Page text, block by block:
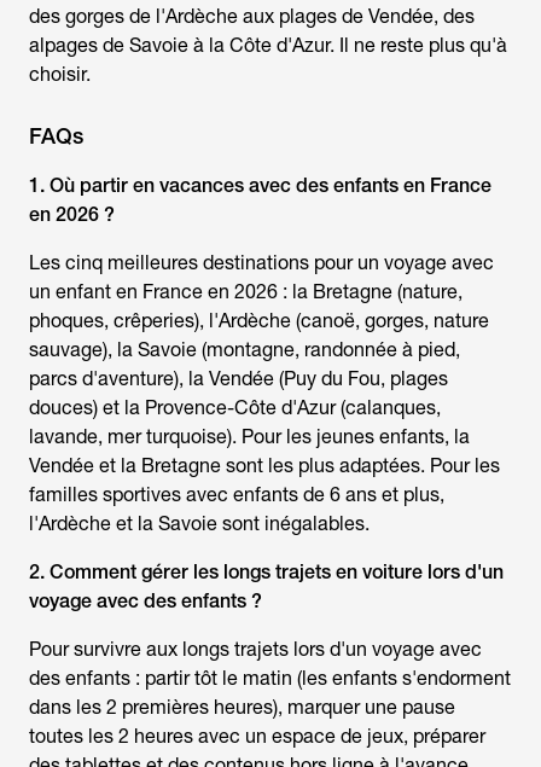
des gorges de l'Ardèche aux plages de Vendée, des
alpages de Savoie à la Côte d'Azur. Il ne reste plus qu'à
choisir.
FAQs
1. Où partir en vacances avec des enfants en France
en 2026 ?
Les cinq meilleures destinations pour un voyage avec
un enfant en France en 2026 : la Bretagne (nature,
phoques, crêperies), l'Ardèche (canoë, gorges, nature
sauvage), la Savoie (montagne, randonnée à pied,
parcs d'aventure), la Vendée (Puy du Fou, plages
douces) et la Provence-Côte d'Azur (calanques,
lavande, mer turquoise). Pour les jeunes enfants, la
Vendée et la Bretagne sont les plus adaptées. Pour les
familles sportives avec enfants de 6 ans et plus,
l'Ardèche et la Savoie sont inégalables.
2. Comment gérer les longs trajets en voiture lors d'un
voyage avec des enfants ?
Pour survivre aux longs trajets lors d'un voyage avec
des enfants : partir tôt le matin (les enfants s'endorment
dans les 2 premières heures), marquer une pause
toutes les 2 heures avec un espace de jeux, préparer